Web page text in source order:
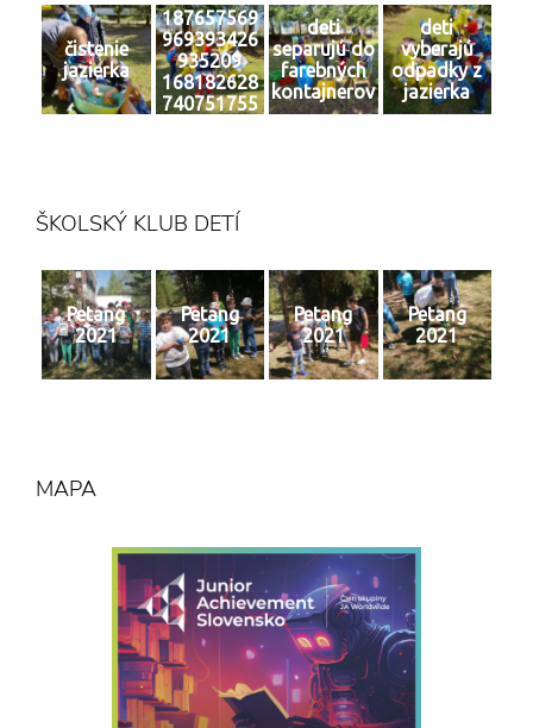
čistenie
jazierka
187657569
969393426
935209
168182628
740751755
deti
separujú do
farebných
kontajnerov
deti
vyberajú
odpadky z
jazierka
ŠKOLSKÝ KLUB DETÍ
Petang
2021
Petang
2021
Petang
2021
Petang
2021
MAPA